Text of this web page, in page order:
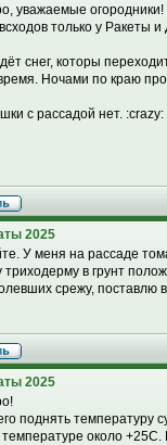
уважаемые огородники!
только у Ракеты
снег, которы
Ночами по краю
с рассадой нет.
2025
У меня на рассаде
триходерму в грунт
срежу, поставлю
2025
поднять температуру
температуре около